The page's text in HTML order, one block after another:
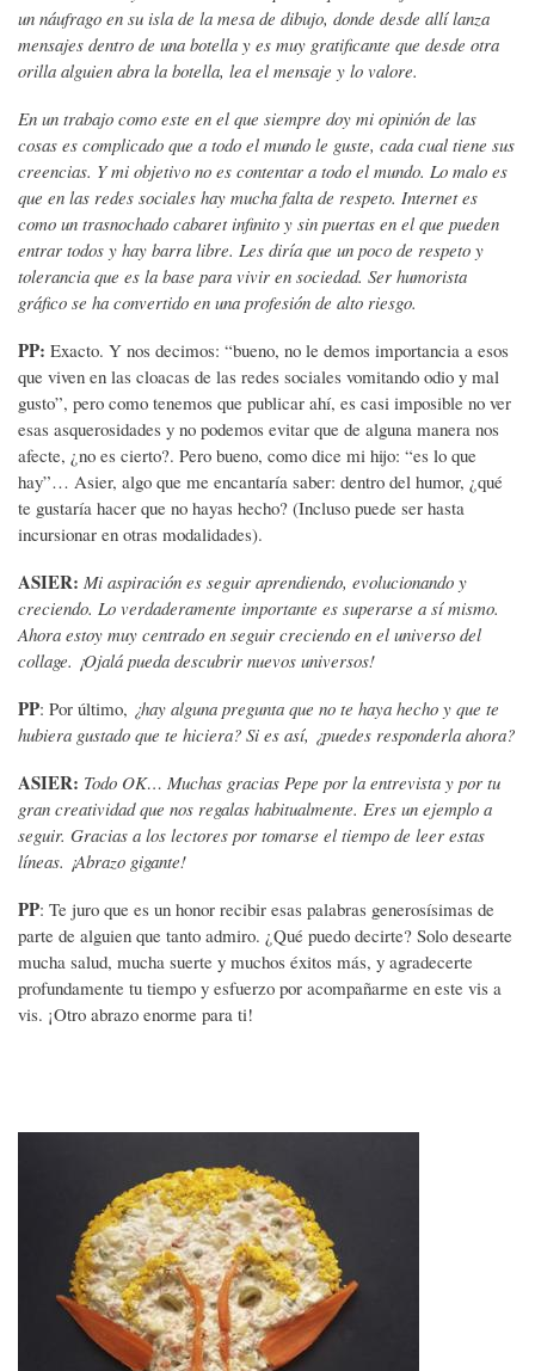
un náufrago en su isla de la mesa de dibujo, donde desde allí lanza
mensajes dentro de una botella y es muy gratificante que desde otra
orilla alguien abra la botella, lea el mensaje y lo valore.
En un trabajo como este en el que siempre doy mi opinión de las
cosas es complicado que a todo el mundo le guste, cada cual tiene sus
creencias. Y mi objetivo no es contentar a todo el mundo. Lo malo es
que en las redes sociales hay mucha falta de respeto. Internet es
como un trasnochado cabaret infinito y sin puertas en el que pueden
entrar todos y hay barra libre. Les diría que un poco de respeto y
tolerancia que es la base para vivir en sociedad. Ser humorista
gráfico se ha convertido en una profesión de alto riesgo.
PP: Exacto. Y nos decimos: “bueno, no le demos importancia a esos
que viven en las cloacas de las redes sociales vomitando odio y mal
gusto”, pero como tenemos que publicar ahí, es casi imposible no ver
esas asquerosidades y no podemos evitar que de alguna manera nos
afecte, ¿no es cierto?. Pero bueno, como dice mi hijo: “es lo que
hay”… Asier, algo que me encantaría saber: dentro del humor, ¿qué
te gustaría hacer que no hayas hecho? (Incluso puede ser hasta
incursionar en otras modalidades).
ASIER: Mi aspiración es seguir aprendiendo, evolucionando y
creciendo. Lo verdaderamente importante es superarse a sí mismo.
Ahora estoy muy centrado en seguir creciendo en el universo del
collage. ¡Ojalá pueda descubrir nuevos universos!
PP: Por último, ¿hay alguna pregunta que no te haya hecho y que te
hubiera gustado que te hiciera? Si es así, ¿puedes responderla ahora?
ASIER: Todo OK… Muchas gracias Pepe por la entrevista y por tu
gran creatividad que nos regalas habitualmente. Eres un ejemplo a
seguir. Gracias a los lectores por tomarse el tiempo de leer estas
líneas. ¡Abrazo gigante!
PP: Te juro que es un honor recibir esas palabras generosísimas de
parte de alguien que tanto admiro. ¿Qué puedo decirte? Solo desearte
mucha salud, mucha suerte y muchos éxitos más, y agradecerte
profundamente tu tiempo y esfuerzo por acompañarme en este vis a
vis. ¡Otro abrazo enorme para ti!